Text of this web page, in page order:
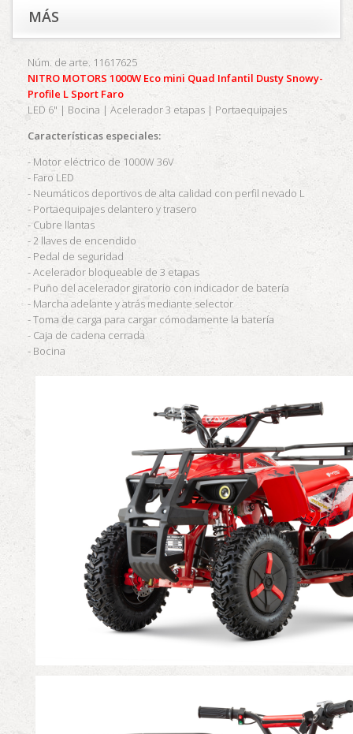
MÁS
Núm. de arte. 11617625
NITRO MOTORS 1000W Eco mini Quad Infantil Dusty Snowy-
Profile L Sport Faro
LED 6" | Bocina | Acelerador 3 etapas | Portaequipajes
Características especiales:
- Motor eléctrico de 1000W 36V
- Faro LED
- Neumáticos deportivos de alta calidad con perfil nevado L
- Portaequipajes delantero y trasero
- Cubre llantas
- 2 llaves de encendido
- Pedal de seguridad
- Acelerador bloqueable de 3 etapas
- Puño del acelerador giratorio con indicador de batería
- Marcha adelante y atrás mediante selector
- Toma de carga para cargar cómodamente la batería
- Caja de cadena cerrada
- Bocina